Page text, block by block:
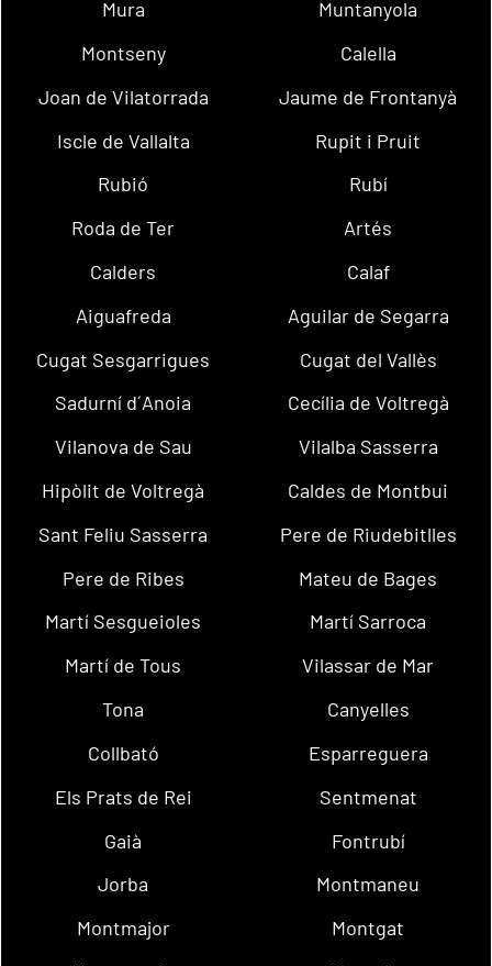
Mura
Muntanyola
Montseny
Calella
Joan de Vilatorrada
Jaume de Frontanyà
Iscle de Vallalta
Rupit i Pruit
Rubió
Rubí
Roda de Ter
Artés
Calders
Calaf
Aiguafreda
Aguilar de Segarra
Cugat Sesgarrigues
Cugat del Vallès
Sadurní d´Anoia
Cecília de Voltregà
Vilanova de Sau
Vilalba Sasserra
Hipòlit de Voltregà
Caldes de Montbui
Sant Feliu Sasserra
Pere de Riudebitlles
Pere de Ribes
Mateu de Bages
Martí Sesgueioles
Martí Sarroca
Martí de Tous
Vilassar de Mar
Tona
Canyelles
Collbató
Esparreguera
Els Prats de Rei
Sentmenat
Gaià
Fontrubí
Jorba
Montmaneu
Montmajor
Montgat